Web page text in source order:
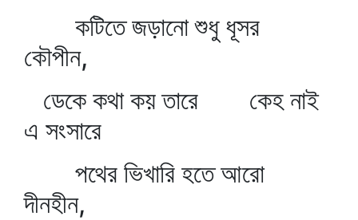
কটিতে জড়ানো শুধু ধূসর
কৌপীন,
ডেকে কথা কয় তারে কেহ নাই
এ সংসারে
পথের ভিখারি হতে আরো
দীনহীন,